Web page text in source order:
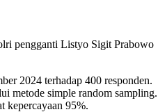
2024 terhadap 400 responden.
metode simple random sampling.
kepercayaan 95%.